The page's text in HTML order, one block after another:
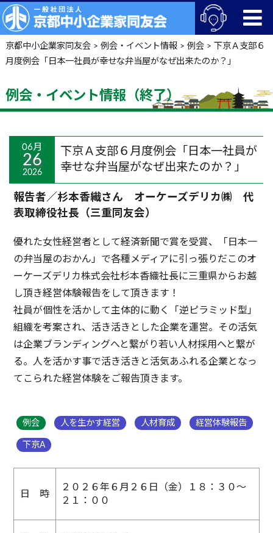
京都中小企業家同友会> 例会・イベント情報> 例会> 下京Ａ支部６
月度例会「日本一社員が幸せな弁当屋がなぜ出来たのか？」
例会・イベント情報（終了）
06月
26
2026
下京Ａ支部６月度例会「日本一社員が
幸せな弁当屋がなぜ出来たのか？」
報告者／杉本香織さん オーケーズデリカ㈱ 代
表取締役社長（三重同友会）
優れた女性経営者として経済新聞で賞を受賞、「日本一
の弁当屋のおかん」で各種メディアに引っ張りだこのオ
ーケーズデリカ株式会社杉本香織社⾧に三重県からお越
し頂き経営体験報告をして頂きます！
社員が個性を活かして主体的に動く「逆ピラミッド型」
組織を考案され、活き活きとした企業を運営。その活気
は企業ブランディングへと繋がり若い人材採用へと繋が
る。人を活かす事で活き活きと活気あふれる企業となっ
てこられた経営体験をご報告頂きます。
例会 人を生かす経営 人材育成 経営体験報告
下京A
日 時
２０２６年６月２６日（金）１８：３０～
２１：００